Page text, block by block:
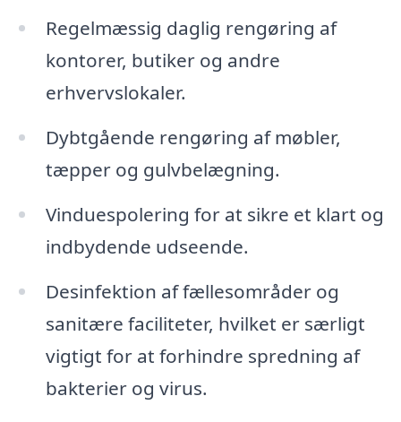
Regelmæssig daglig rengøring af
kontorer, butiker og andre
erhvervslokaler.
Dybtgående rengøring af møbler,
tæpper og gulvbelægning.
Vinduespolering for at sikre et klart og
indbydende udseende.
Desinfektion af fællesområder og
sanitære faciliteter, hvilket er særligt
vigtigt for at forhindre spredning af
bakterier og virus.